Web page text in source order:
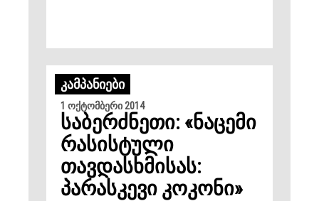
ᲙᲐᲛᲞᲐᲜᲘᲔᲑᲘ
1 ოქტომბერი 2014
საბერძნეთი: «ნაცემი
რასისტული
თავდასხმისას:
პარასკევი კოკონი»